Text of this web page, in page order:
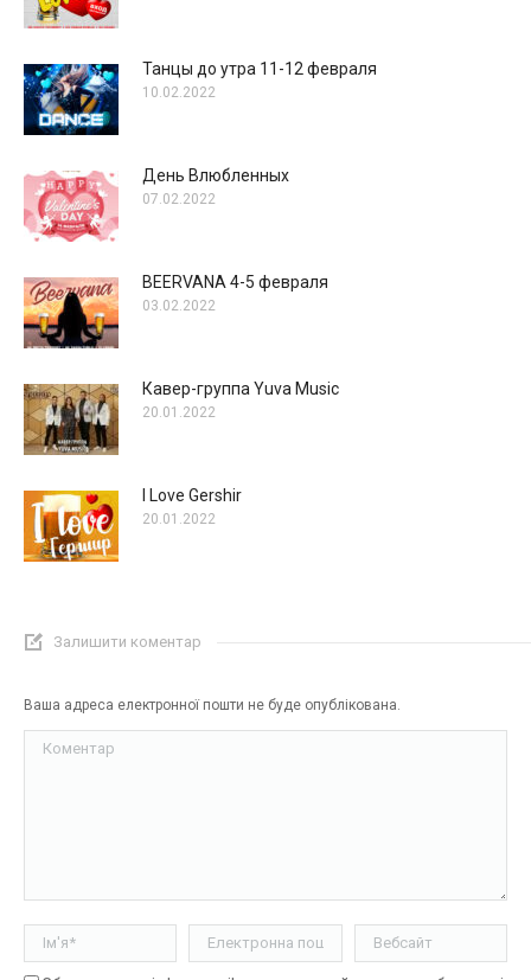
Танцы до утра 11-12 февраля
10.02.2022
День Влюбленных
07.02.2022
BEERVANA 4-5 февраля
03.02.2022
Кавер-группа Yuva Music
20.01.2022
I Love Gershir
20.01.2022
Залишити коментар
Ваша адреса електронної пошти не буде опублікована.
Коментар
Ім'я * Електронна пошта * Вебсайт